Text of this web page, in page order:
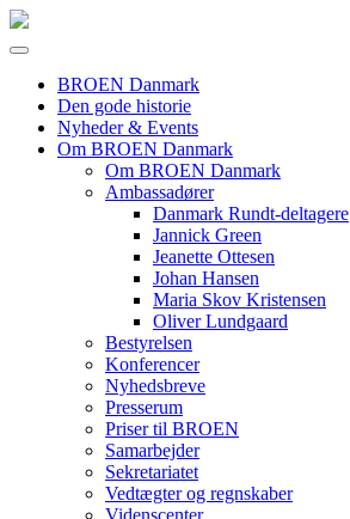
BROEN Danmark
Den gode historie
Nyheder & Events
Om BROEN Danmark
Om BROEN Danmark
Ambassadører
Danmark Rundt-deltagere
Jannick Green
Jeanette Ottesen
Johan Hansen
Maria Skov Kristensen
Oliver Lundgaard
Bestyrelsen
Konferencer
Nyhedsbreve
Presserum
Priser til BROEN
Samarbejder
Sekretariatet
Vedtægter og regnskaber
Videnscenter